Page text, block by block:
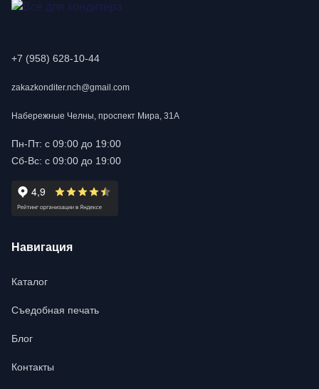
+7 (958) 628-10-44
zakazkonditer.nch@gmail.com
Набережные Челны, проспект Мира, 31А
Пн-Пт: с 09:00 до 19:00
Сб-Вс: с 09:00 до 19:00
Навигация
Каталог
Съедобная печать
Блог
Контакты